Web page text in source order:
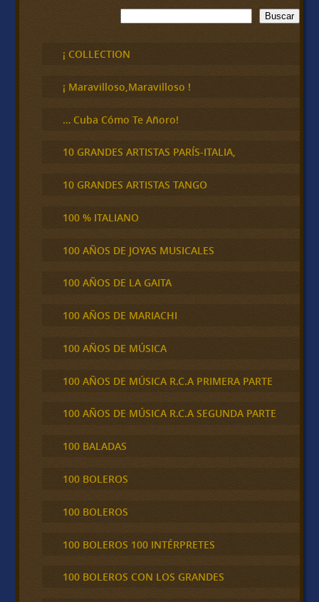
B
u
c
a
Buscar
¡ COLLECTION
¡ Maravilloso,Maravilloso !
… Cuba Cómo Te Añoro!
10 GRANDES ARTISTAS PARÍS-ITALIA,
10 GRANDES ARTISTAS TANGO
100 % ITALIANO
100 AÑOS DE JOYAS MUSICALES
100 AÑOS DE LA GAITA
100 AÑOS DE MARIACHI
100 AÑOS DE MÚSICA
100 AÑOS DE MÚSICA R.C.A PRIMERA PARTE
100 AÑOS DE MÚSICA R.C.A SEGUNDA PARTE
100 BALADAS
100 BOLEROS
100 BOLEROS
100 BOLEROS 100 INTÉRPRETES
100 BOLEROS CON LOS GRANDES